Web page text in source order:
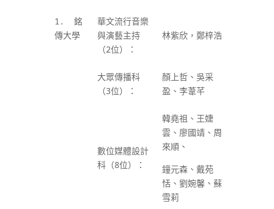
1. 銘
傳大學
華文流行音樂
與演藝主持
（2位）：
林紫欣，鄭梓浩
大眾傳播科
（3位）：
顏上哲、吳采
盈、李葦芊
數位媒體設計
科（8位）：
韓堯祖、王婕
雲、廖國靖、周
來順、
鐘元森、戴苑
恬、劉婉馨、蘇
雪莉